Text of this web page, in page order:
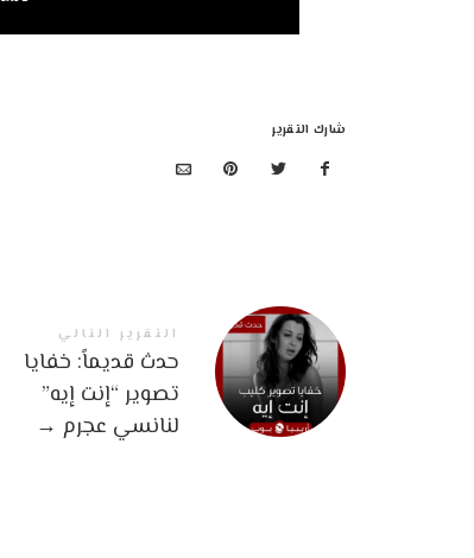
شارك التقرير
التقرير التالي
حدث قديماً: خفايا
تصوير “إنت إيه”
لنانسي عجرم →